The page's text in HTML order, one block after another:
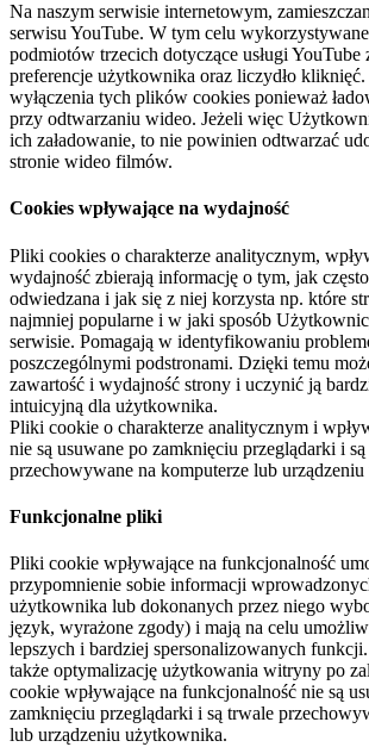
Na naszym serwisie internetowym,
serwisu YouTube. W tym celu
podmiotów trzecich dotyczące usługi YouTube
preferencje użytkownika oraz liczydło
wyłączenia tych plików cookies ponieważ
przy odtwarzaniu wideo. Jeżeli więc
ich załadowanie, to nie powinien odtwarzać
stronie wideo filmów.
Cookies wpływające na wydajność
Pliki cookies o charakterze analitycznym,
wydajność zbierają informację o tym, jak
odwiedzana i jak się z niej korzysta np. które
najmniej popularne i w jaki sposób
serwisie. Pomagają w identyfikowaniu
poszczególnymi podstronami. Dzięki temu
zawartość i wydajność strony i uczynić ją
intuicyjną dla użytkownika.
Pliki cookie o charakterze analitycznym i
nie są usuwane po zamknięciu przeglądarki i
przechowywane na komputerze lub
Funkcjonalne pliki
Pliki cookie wpływające na funkcjonalność
przypomnienie sobie informacji
użytkownika lub dokonanych przez niego
język, wyrażone zgody) i mają na celu
lepszych i bardziej spersonalizowanych
także optymalizację użytkowania witryny po
cookie wpływające na funkcjonalność nie są
zamknięciu przeglądarki i są trwale
lub urządzeniu użytkownika.